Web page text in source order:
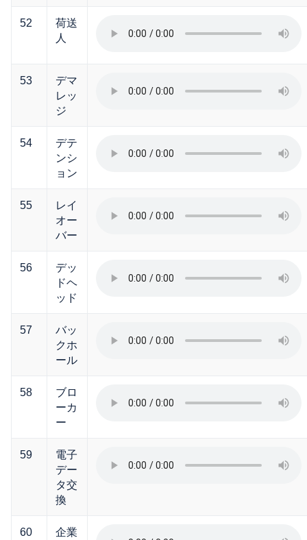
52
荷送
人
53
デマ
レッ
ジ
54
デテ
ンシ
ョン
55
レイ
オー
バー
56
デッ
ドヘ
ッド
57
バッ
クホ
ール
58
ブロ
ーカ
ー
59
電子
デー
タ交
換
60
企業